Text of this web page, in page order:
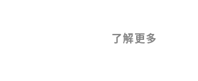
了解更多